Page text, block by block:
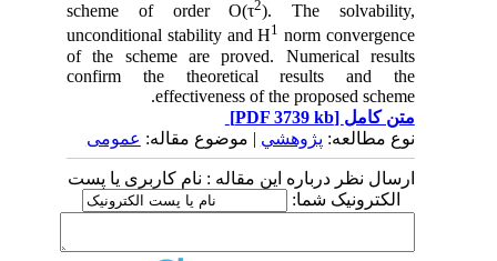
scheme of order O(τ
). The solvability,
unconditional stability and H1norm convergence
of the scheme are proved. Numerical results
confirm the theoretical results and the
effectiveness of the proposed scheme.
متن کامل[PDF 3739 kb]
نوع مطالعه:پژوهشي| موضوع مقاله:عمومى
ارسال نظر درباره این مقاله : نام کاربری یا پست
الکترونیک شما: